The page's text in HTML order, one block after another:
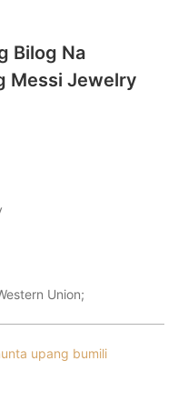
Bilog Na
Messi Jewelry
Union;
upang bumili